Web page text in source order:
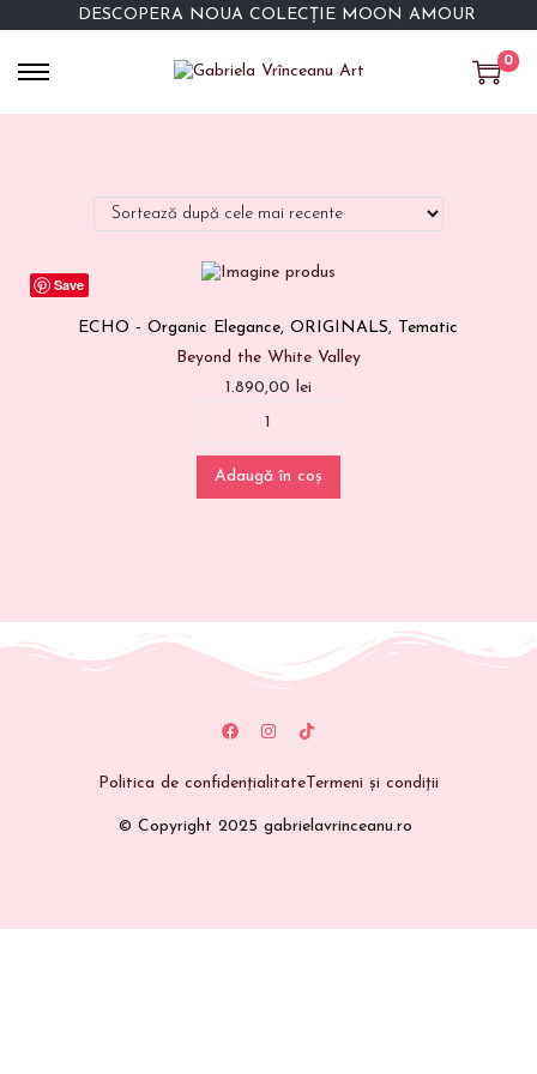
DESCOPERĂ NOUA COLECȚIE MOON AMOUR
0
Save
ECHO - Organic Elegance,ORIGINALS, Tematic
Beyond the White Valley
1.890,00 lei
Adaugă în coș
Politica de confidențialitate Termeni și condiții
© Copyright 2025 gabrielavrinceanu.ro